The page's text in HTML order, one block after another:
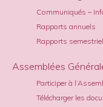
Communiqués –
Rapports annuels
Rapports
Assemblées
Participer à
Télécharger les